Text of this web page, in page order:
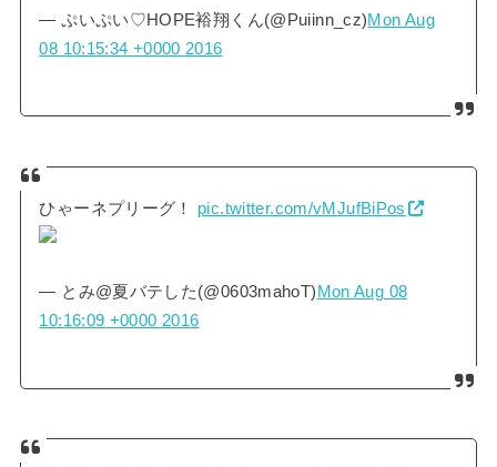
— ぷいぷい♡HOPE裕翔くん(@Puiinn_cz)Mon Aug
08 10:15:34 +0000 2016
ひゃーネプリーグ！ pic.twitter.com/vMJufBiPos
— とみ@夏バテした(@0603mahoT) Mon Aug 08
10:16:09 +0000 2016